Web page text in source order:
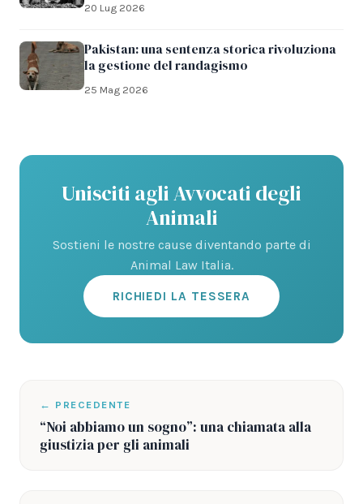
20 Lug 2026
Pakistan: una sentenza storica rivoluziona
la gestione del randagismo
25 Mag 2026
Unisciti agli Avvocati degli
Animali
Sostieni le nostre cause diventando parte di
Animal Law Italia.
RICHIEDI LA TESSERA
← PRECEDENTE
“Noi abbiamo un sogno”: una chiamata alla
giustizia per gli animali